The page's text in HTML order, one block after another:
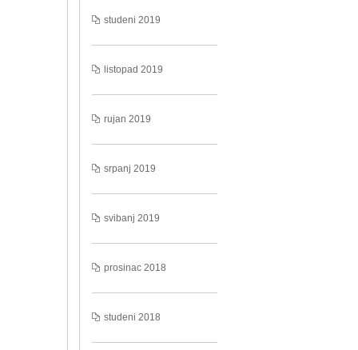
studeni 2019
listopad 2019
rujan 2019
srpanj 2019
svibanj 2019
prosinac 2018
studeni 2018